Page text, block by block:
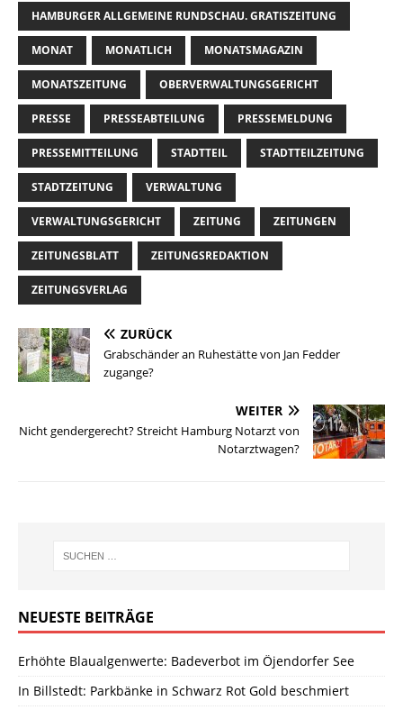
HAMBURGER ALLGEMEINE RUNDSCHAU. GRATISZEITUNG
MONAT MONATLICH MONATSMAGAZIN
MONATSZEITUNG OBERVERWALTUNGSGERICHT
PRESSE PRESSEABTEILUNG PRESSEMELDUNG
PRESSEMITTEILUNG STADTTEIL STADTTEILZEITUNG
STADTZEITUNG VERWALTUNG
VERWALTUNGSGERICHT ZEITUNG ZEITUNGEN
ZEITUNGSBLATT ZEITUNGSREDAKTION
ZEITUNGSVERLAG
ZURÜCK
Grabschänder an Ruhestätte von Jan Fedder
zugange?
WEITER
Nicht gendergerecht? Streicht Hamburg Notarzt von
Notarztwagen?
NEUESTE BEITRÄGE
Erhöhte Blaualgenwerte: Badeverbot im Öjendorfer See
In Billstedt: Parkbänke in Schwarz Rot Gold beschmiert